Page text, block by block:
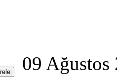
09 Ağustos